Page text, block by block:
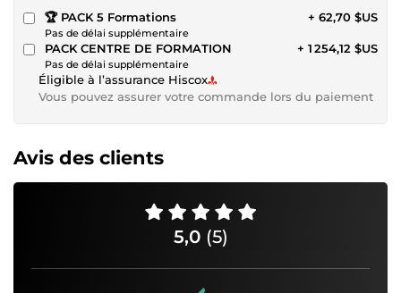
🏆 PACK 5 Formations
Pas de délai supplémentaire
+ 62,70 $US
PACK CENTRE DE FORMATION
Pas de délai supplémentaire
+ 1 254,12 $US
Éligible à l’assurance Hiscox
Vous pouvez assurer votre commande lors du paiement
Avis des clients
5,0 (5)